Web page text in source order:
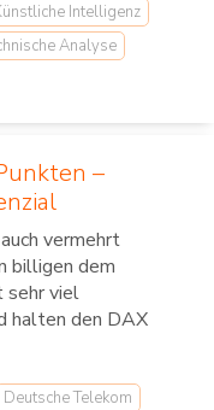
Intelligenz
Analyse
–
vermehrt
billigen dem
sehr viel
halten den DAX
Deutsche Telekom